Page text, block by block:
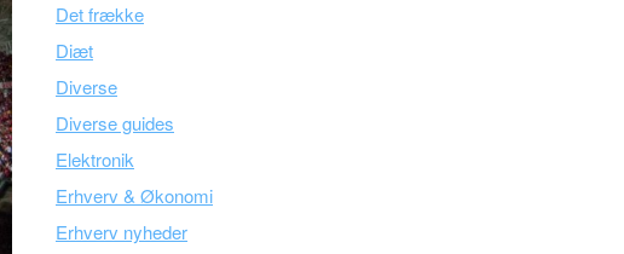
Det frække
Diæt
Diverse
Diverse guides
Elektronik
Erhverv & Økonomi
Erhverv nyheder